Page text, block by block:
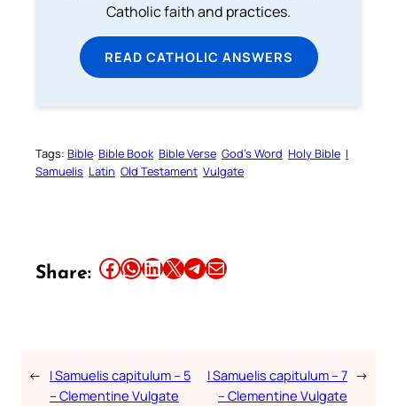
Catholic faith and practices.
READ CATHOLIC ANSWERS
Tags: Bible Bible Book Bible Verse God’s Word Holy Bible I
Samuelis Latin Old Testament Vulgate
Share: Share this article on Facebook Share this article on WhatsApp Share this article on LinkedIn Share this article on X Share this article on TelegramEmail this Article
← I Samuelis capitulum – 5
– Clementine Vulgate
I Samuelis capitulum – 7
– Clementine Vulgate
→